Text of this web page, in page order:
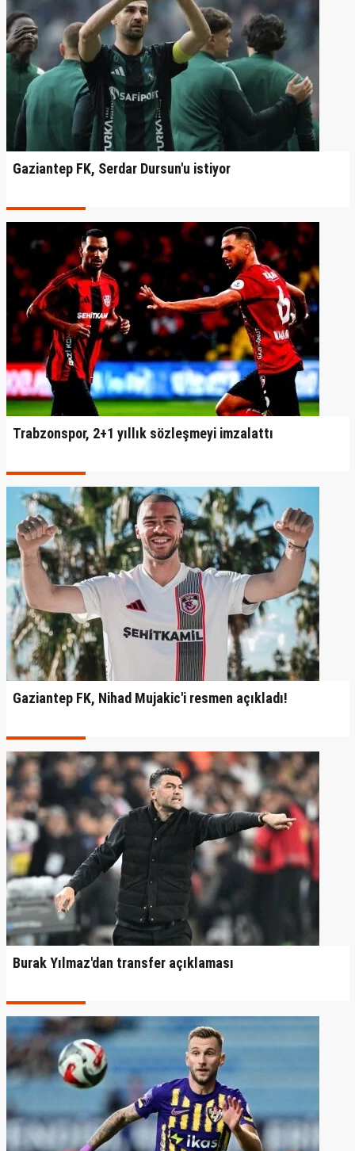
Gaziantep FK, Serdar Dursun'u istiyor
Trabzonspor, 2+1 yıllık sözleşmeyi imzalattı
Gaziantep FK, Nihad Mujakic'i resmen açıkladı!
Burak Yılmaz'dan transfer açıklaması